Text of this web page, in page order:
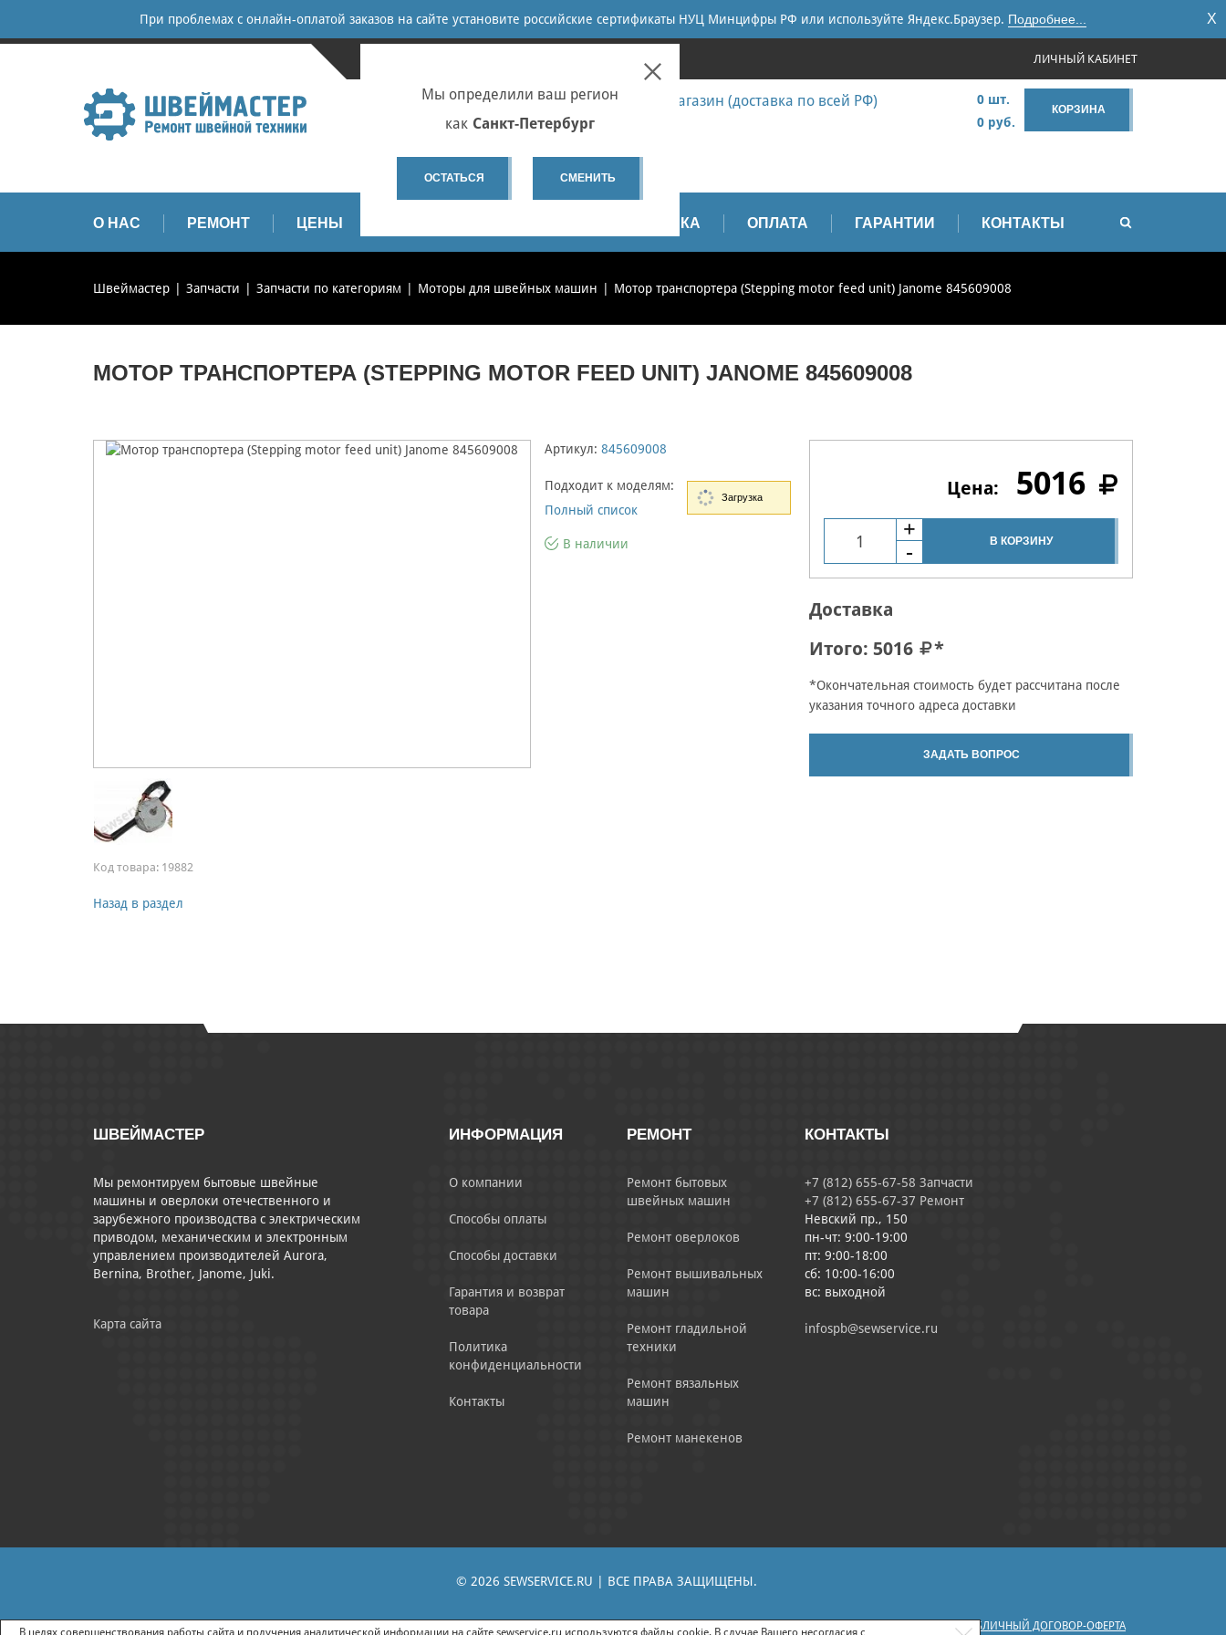
При проблемах с онлайн-оплатой заказов на сайте установите российские сертификаты НУЦ Минцифры РФ или используйте Яндекс.Браузер. Подробнее... X
Мы определили ваш регион
как Санкт-Петербург
ОСТАТЬСЯ СМЕНИТЬ
ЛИЧНЫЙ КАБИНЕТ
+7 (812) 655-67-58 Запчасти - интернет-магазин (доставка по всей РФ)
+7 (812) 655-67-37 Ремонт
infospb@sewservice.ru
КОРЗИНА
0 шт.
0 руб.
О НАС РЕМОНТ ЦЕНЫ ДОСТАВКА ОПЛАТА ГАРАНТИИ КОНТАКТЫ
Швеймастер Запчасти Запчасти по категориям Моторы для швейных машин Мотор транспортера (Stepping motor feed unit) Janome 845609008
МОТОР ТРАНСПОРТЕРА (STEPPING MOTOR FEED UNIT) JANOME 845609008
Код товара: 19882
Назад в раздел
Артикул: 845609008
Подходит к моделям:
Полный список
В наличии
5016
В КОРЗИНУ
Доставка
Итого: 5016 *
*Окончательная стоимость будет рассчитана после
указания точного адреса доставки
ЗАДАТЬ ВОПРОС
ШВЕЙМАСТЕР
Мы ремонтируем бытовые швейные
машины и оверлоки отечественного и
зарубежного производства с электрическим
приводом, механическим и электронным
управлением производителей Aurora,
Bernina, Brother, Janome, Juki.
Карта сайта
ИНФОРМАЦИЯ
О компании
Способы оплаты
Способы доставки
Гарантия и возврат
товара
Политика
конфиденциальности
Контакты
РЕМОНТ
Ремонт бытовых
швейных машин
Ремонт оверлоков
Ремонт вышивальных
машин
Ремонт гладильной
техники
Ремонт вязальных
машин
Ремонт манекенов
КОНТАКТЫ
+7 (812) 655-67-58 Запчасти
+7 (812) 655-67-37 Ремонт
Невский пр., 150
пн-чт: 9:00-19:00
пт: 9:00-18:00
сб: 10:00-16:00
вс: выходной
infospb@sewservice.ru
© 2026 SEWSERVICE.RU | ВСЕ ПРАВА ЗАЩИЩЕНЫ.
ПОЛИТИКА КОНФИДЕНЦИАЛЬНОСТИ | СОГЛАСИЕ НА ПОЛУЧЕНИЕ РЕКЛАМНО-ИНФОРМАЦИОННЫХ МАТЕРИАЛОВ | СОГЛАСИЕ НА ОБРАБОТКУ ПЕРСОНАЛЬНЫХ ДАННЫХ | ПУБЛИЧНЫЙ ДОГОВОР-ОФЕРТА
В целях совершенствования работы сайта и получения аналитической информации на сайте sewservice.ru используются файлы cookie. В случае Вашего несогласия с
Загрузка